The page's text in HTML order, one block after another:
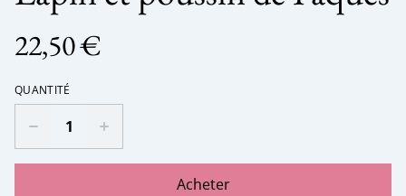
22,50 €
QUANTITÉ
Acheter